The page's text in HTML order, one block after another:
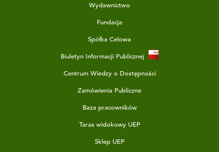
Wydawnictwo
Fundacja
Spółka Celowa
Biuletyn Informacji Publicznej
Centrum Wiedzy o Dostępności
Zamówienia Publiczne
Baza pracowników
Taras widokowy UEP
Sklep UEP